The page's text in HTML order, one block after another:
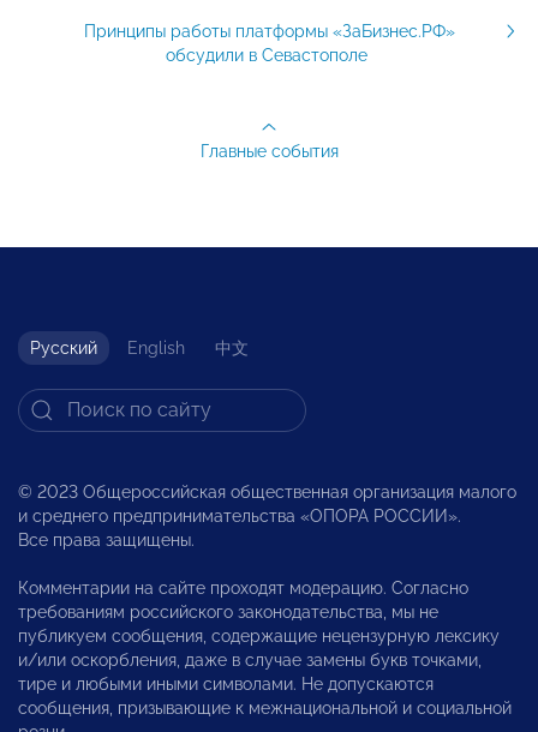
Принципы работы платформы «ЗаБизнес.РФ»
обсудили в Севастополе
Главные события
Русский English 中文
© 2023 Общероссийская общественная организация малого
и среднего предпринимательства «ОПОРА РОССИИ».
Все права защищены.
Комментарии на сайте проходят модерацию. Согласно
требованиям российского законодательства, мы не
публикуем сообщения, содержащие нецензурную лексику
и/или оскорбления, даже в случае замены букв точками,
тире и любыми иными символами. Не допускаются
сообщения, призывающие к межнациональной и социальной